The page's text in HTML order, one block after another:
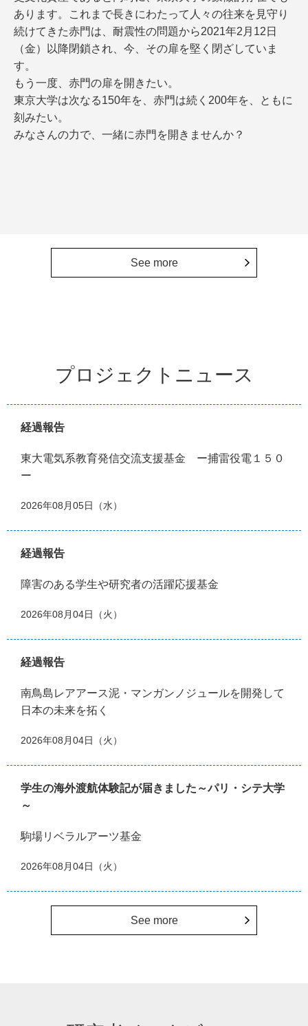
あります。これまで長きにわたって人々の往来を見守り
続けてきた赤門は、耐震性の問題から2021年2月12日
（金）以降閉鎖され、今、その扉を堅く閉ざしていま
す。
もう一度、赤門の扉を開きたい。
東京大学は次なる150年を、赤門は続く200年を、ともに
刻みたい。
みなさんの力で、一緒に赤門を開きませんか？
See more
プロジェクトニュース
経過報告
東大電気系教育発信交流支援基金 ー捕雷役電１５０
ー
2026年08月05日（水）
経過報告
障害のある学生や研究者の活躍応援基金
2026年08月04日（火）
経過報告
南鳥島レアアース泥・マンガンノジュールを開発して
日本の未来を拓く
2026年08月04日（火）
学生の海外渡航体験記が届きました～パリ・シテ大学
～
駒場リベラルアーツ基金
2026年08月04日（火）
See more